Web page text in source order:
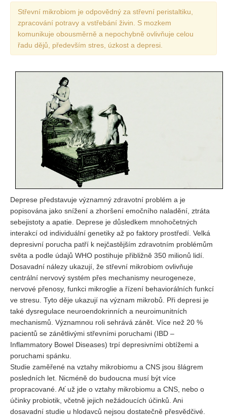
Vydání 2/ 2021
Vydání 1/ 2021
Vydání 3-4/ 2020
Vydání 1-2/ 2020
Vydání 1-2/ 2019
Vydání 4/2018
Vydání 2-3/2018
Vydání 1-2018
Vydání 4-2017
Vydání 2-2017
Vydání 1-2017
Vydání 4-2016
Archiv
EDITOŘI
BLOG
REDAKCE
Pokyny pro autory
ARCHIV
Střevní mikrobiom je odpovědný za střevní peristaltiku,
zpracování potravy a vstřebání živin. S mozkem
komunikuje obousměrně a nepochybně ovlivňuje celou
řadu dějů, především stres, úzkost a depresi.
Deprese představuje významný zdravotní problém a je
popisována jako snížení a zhoršení emočního naladění, ztráta
sebejistoty a apatie. Deprese je důsledkem mnohočetných
interakcí od individuální genetiky až po faktory prostředí. Velká
depresivní porucha patří k nejčastějším zdravotním problémům
světa a podle údajů WHO postihuje přibližně 350 milionů lidí.
Dosavadní nálezy ukazují, že střevní mikrobiom ovlivňuje
centrální nervový systém přes mechanismy neurogeneze,
nervové přenosy, funkci mikroglie a řízení behaviorálních funkcí
ve stresu. Tyto děje ukazují na význam mikrobů. Při depresi je
také dysregulace neuroendokrinních a neuroimunitních
mechanismů. Významnou roli sehrává zánět. Více než 20 %
pacientů se zánětlivými střevními poruchami (IBD –
Inflammatory Bowel Diseases) trpí depresivními obtížemi a
poruchami spánku.
Studie zaměřené na vztahy mikrobiomu a CNS jsou šlágrem
posledních let. Nicméně do budoucna musí být více
propracované. Ať už jde o vztahy mikrobiomu a CNS, nebo o
účinky probiotik, včetně jejich nežádoucích účinků. Ani
dosavadní studie u hlodavců nejsou dostatečně přesvědčivé.